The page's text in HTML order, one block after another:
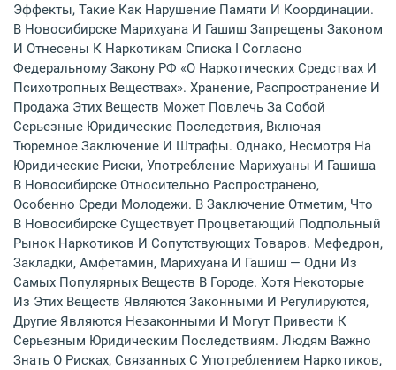
Эффекты, Такие Как Нарушение Памяти И Координации.
В Новосибирске Марихуана И Гашиш Запрещены Законом
И Отнесены К Наркотикам Списка I Согласно
Федеральному Закону РФ «О Наркотических Средствах И
Психотропных Веществах». Хранение, Распространение И
Продажа Этих Веществ Может Повлечь За Собой
Серьезные Юридические Последствия, Включая
Тюремное Заключение И Штрафы. Однако, Несмотря На
Юридические Риски, Употребление Марихуаны И Гашиша
В Новосибирске Относительно Распространено,
Особенно Среди Молодежи. В Заключение Отметим, Что
В Новосибирске Существует Процветающий Подпольный
Рынок Наркотиков И Сопутствующих Товаров. Мефедрон,
Закладки, Амфетамин, Марихуана И Гашиш — Одни Из
Самых Популярных Веществ В Городе. Хотя Некоторые
Из Этих Веществ Являются Законными И Регулируются,
Другие Являются Незаконными И Могут Привести К
Серьезным Юридическим Последствиям. Людям Важно
Знать О Рисках, Связанных С Употреблением Наркотиков,